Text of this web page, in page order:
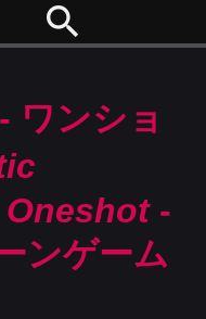
search
ワンショ
-
ンゲーム